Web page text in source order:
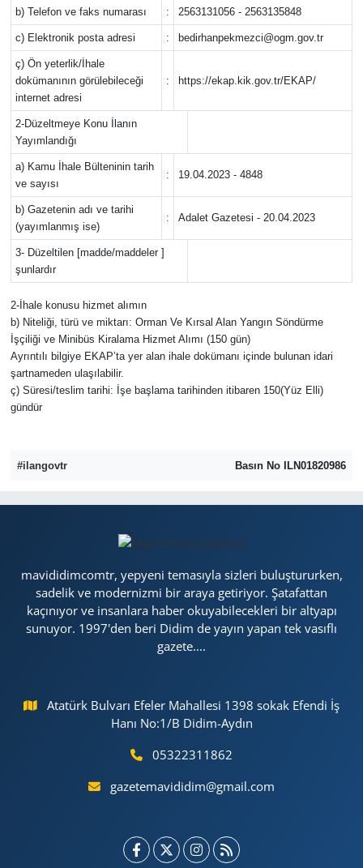
b) Telefon ve faks numarası : 2563131056 - 2563135848
c) Elektronik posta adresi : bedirhanpekmezci@ogm.gov.tr
ç) Ön yeterlik/İhale
dokümanının görülebileceği
internet adresi
: https://ekap.kik.gov.tr/EKAP/
2-Düzeltmeye Konu İlanın
Yayımlandığı
a) Kamu İhale Bülteninin tarih
ve sayısı
: 19.04.2023 - 4848
b) Gazetenin adı ve tarihi
(yayımlanmış ise)
: Adalet Gazetesi - 20.04.2023
3- Düzeltilen [madde/maddeler ]
şunlardır
2-İhale konusu hizmet alımın
b) Niteliği, türü ve miktarı: Orman Ve Kırsal Alan Yangın Söndürme
İşçiliği ve Minibüs Kiralama Hizmet Alımı (150 gün)
Ayrıntılı bilgiye EKAP’ta yer alan ihale dokümanı içinde bulunan idari
şartnameden ulaşılabilir.
ç) Süresi/teslim tarihi: İşe başlama tarihinden itibaren 150(Yüz Elli)
gündür
#ilangovtr Basın No ILN01820986
mavididimcomtr, yepyeni temasıyla sizleri buluştururken,
sadelik ve modernizmi bir araya getiriyor. Şatafattan
kaçınıyor ve insanlara haber okuyabilecekleri bir altyapı
sunuyor. 1997'den beri Didim de yayın yapan tek vasıflı
gazete....
Atatürk Bulvarı Efeler Mahallesi 1398 sokak Efendi İş
Hanı No:1/B Didim-Aydın
05322311862
gazetemavididim@gmail.com
RESMİ İLANLAR
SAĞLIK
SİYASET
SPOR
Yerel